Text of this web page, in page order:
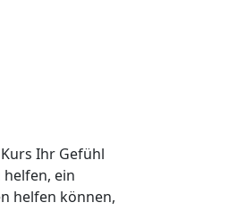
Ihr Gefühl
ein
helfen können,